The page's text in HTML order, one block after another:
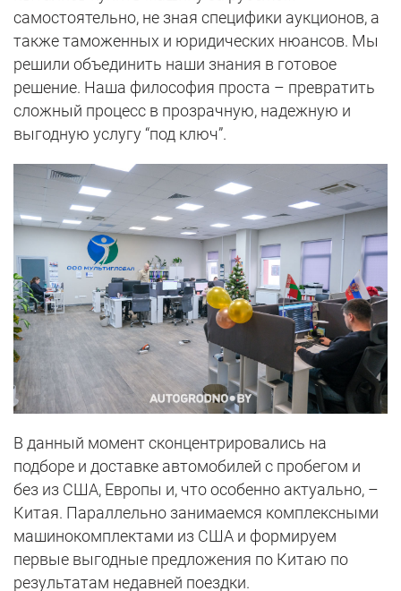
самостоятельно, не зная специфики аукционов, а
также таможенных и юридических нюансов. Мы
решили объединить наши знания в готовое
решение. Наша философия проста – превратить
сложный процесс в прозрачную, надежную и
выгодную услугу “под ключ”.
В данный момент сконцентрировались на
подборе и доставке автомобилей с пробегом и
без из США, Европы и, что особенно актуально, –
Китая. Параллельно занимаемся комплексными
машинокомплектами из США и формируем
первые выгодные предложения по Китаю по
результатам недавней поездки.